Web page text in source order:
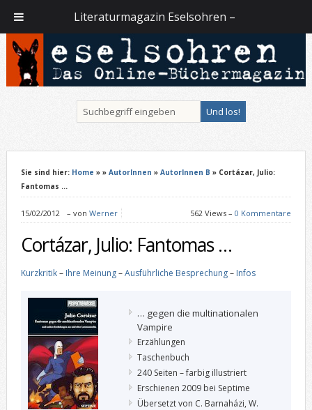
Sie sind hier: Home » » AutorInnen » AutorInnen B » Cortázar, Julio:
Fantomas …
15/02/2012 – von Werner 562 Views –0 Kommentare
Cortázar, Julio: Fantomas …
Kurzkritik– Ihre Meinung–Ausführliche Besprechung– Infos
… gegen die multinationalen
Vampire
Erzählungen
Taschenbuch
240 Seiten – farbig illustriert
Erschienen 2009 bei Septime
Übersetzt von C. Barnaházi, W.
Literaturmagazin Eselsohren –